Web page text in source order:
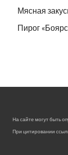
Мясная
Пирог
На сайте могут быть
При цитировании